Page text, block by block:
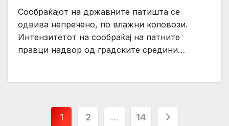
Сообраќајот на државните патишта се
одвива непречено, по влажни коловози.
Интензитетот на сообраќај на патните
правци надвор од градските средини…
Posts
1 2 … 14